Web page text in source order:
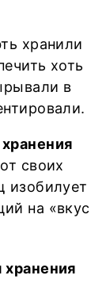
хранили
хоть
в
своих
изобилует
на «вкус